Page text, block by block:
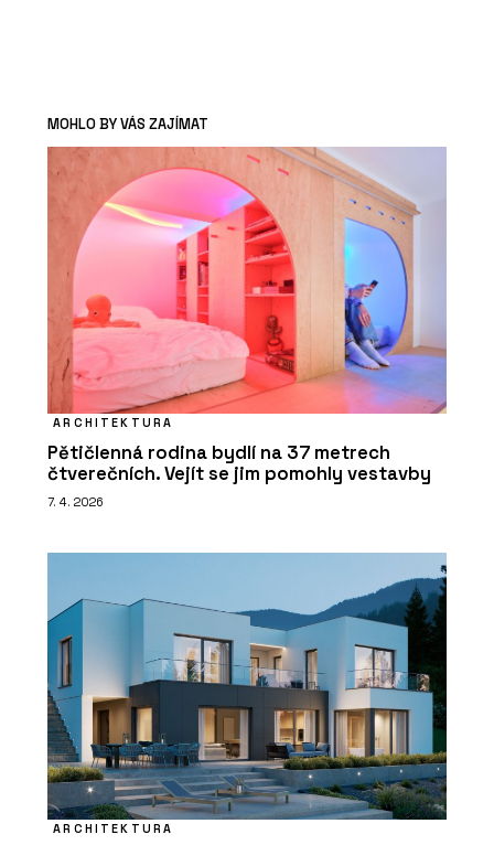
MOHLO BY VÁS ZAJÍMAT
ARCHITEKTURA
Pětičlenná rodina bydlí na 37 metrech
čtverečních. Vejít se jim pomohly vestavby
7. 4. 2026
ARCHITEKTURA